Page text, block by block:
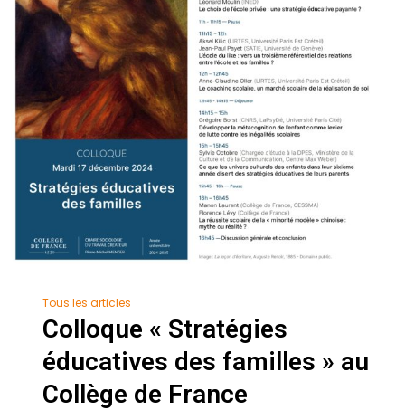
Tous les articles
Colloque « Stratégies
éducatives des familles » au
Collège de France